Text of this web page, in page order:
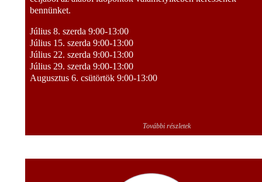
bennünket.
Július 8. szerda 9:00-13:00
Július 15. szerda 9:00-13:00
Július 22. szerda 9:00-13:00
Július 29. szerda 9:00-13:00
Augusztus 6. csütörtök 9:00-13:00
További részletek